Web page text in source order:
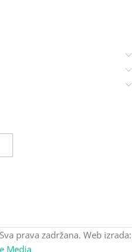
prava zadržana. Web izrada:
Media